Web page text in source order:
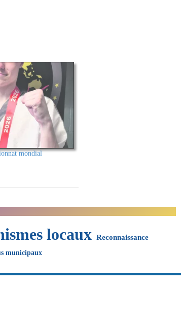
mondial
locaux Reconnaissance
municipaux